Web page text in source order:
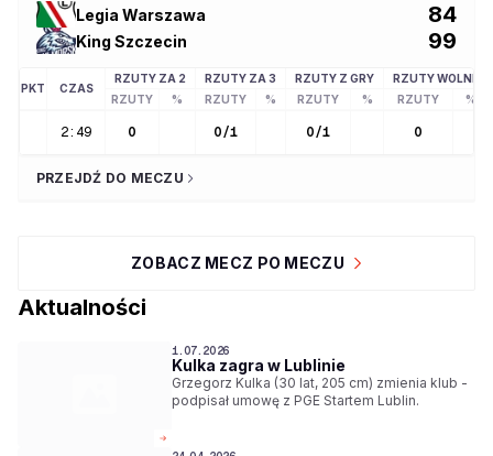
Legia Warszawa 84
King Szczecin 99
PKT CZAS
RZUTY ZA 2 RZUTY ZA 3 RZUTY Z GRY
RZUTY WOLNE
RZUTY
% RZUTY % RZUTY % RZUTY %
2:49 0 0/1 0/1 0
PRZEJDŹ DO MECZU
ZOBACZ MECZ PO MECZU
Aktualności
1.07.2026
Kulka zagra w Lublinie
Grzegorz Kulka (30 lat, 205 cm) zmienia klub -
podpisał umowę z PGE Startem Lublin.